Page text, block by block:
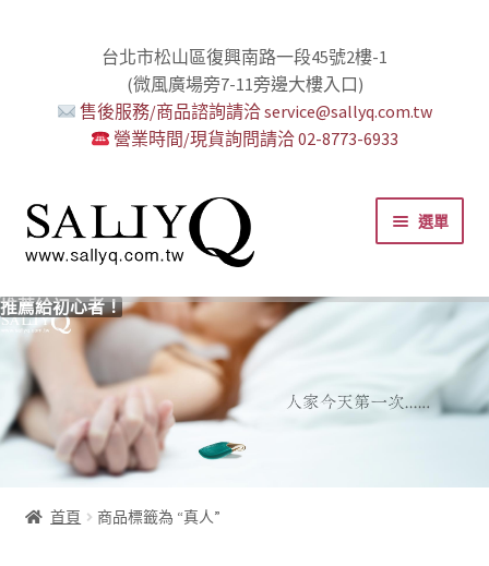
台北市松山區復興南路一段45號2樓-1
(微風廣場旁7-11旁邊大樓入口)
售後服務/商品諮詢請洽 service@sallyq.com.tw
營業時間/現貨詢問請洽 02-8773-6933
跳
至
導
列
跳
至
主
內
容
選單
推薦給初心者！
用藥三分毒！
絕對拘束、絕對快感！
野外調教專區請點我！
零卡分期小額支付!
高潮小哥哥！
免下車也可以購物！
時尚真皮Ｋ金手腳環+短鏈
K金綺娜情趣時尚組
嘗試輕柔的SM，你要一起嗎？
Bess2 買1送4毫無冷場！
免洗潤滑 快適生活提案者
小兔乳夾 遠端遙控想壞壞！
雙悅彎 建立你的多重高潮宇宙！
蜜穴攪拌棒 瞄準性感的私密區域
男人，也該犒賞自己了！
門市消費送時尚收納包
出貨調整公告
人氣男優情慾寫真
SallyQ老師客製化語音服務
首頁 商品標籤為 “真人”